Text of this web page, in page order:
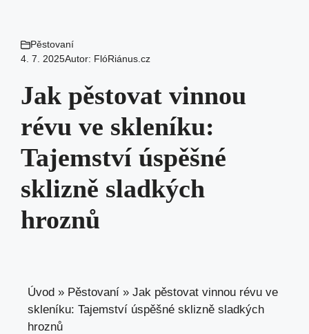
Pěstovaní
4. 7. 2025Autor: FlóRiánus.cz
Jak pěstovat vinnou
révu ve skleníku:
Tajemství úspěšné
sklizně sladkých
hroznů
Úvod » Pěstovaní » Jak pěstovat vinnou révu ve
skleníku: Tajemství úspěšné sklizně sladkých
hroznů